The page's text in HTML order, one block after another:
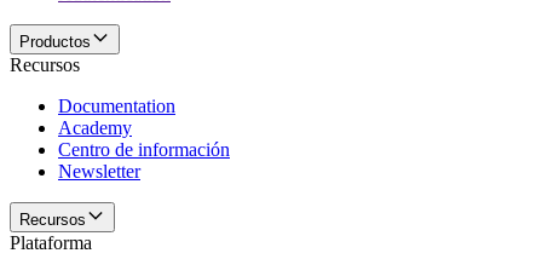
Productos
Recursos
Documentation
Academy
Centro de información
Newsletter
Recursos
Plataforma